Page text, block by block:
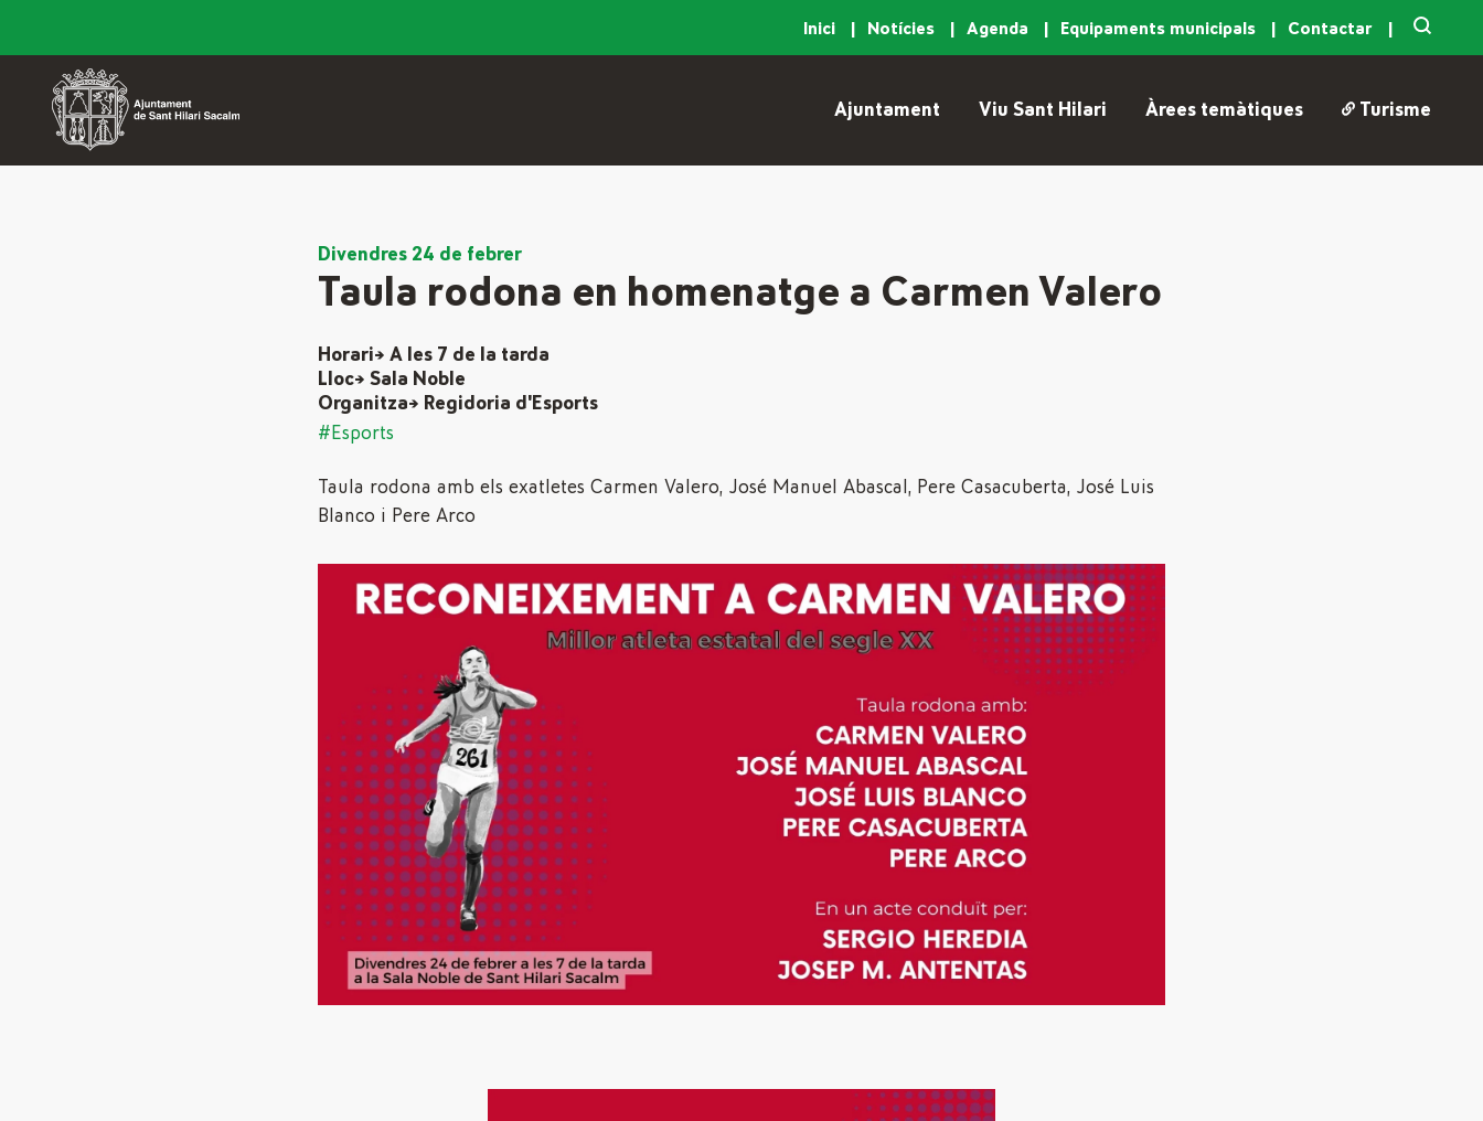
Inici Notícies Agenda Equipaments municipals Contactar
Ajuntament Viu Sant Hilari Àrees temàtiques Turisme
Divendres 24 de febrer
Taula rodona en homenatge a Carmen Valero
Horari→ A les 7 de la tarda
Lloc→ Sala Noble
Organitza→ Regidoria d'Esports
#Esports
Taula rodona amb els exatletes Carmen Valero, José Manuel Abascal, Pere Casacuberta, José Luis
Blanco i Pere Arco